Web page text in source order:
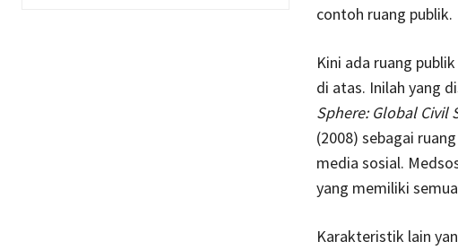
contoh ruang publik.
Kini ada ruang
di atas. Inilah yang
Sphere: Global Civil
(2008) sebagai
media sosial.
yang memiliki
Karakteristik lain